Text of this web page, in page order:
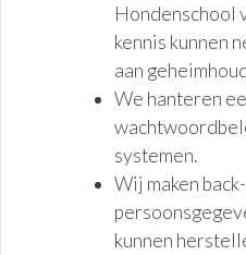
Hondenschool
kennis kunnen
aan
We hanteren
systemen.
Wij maken
kunnen